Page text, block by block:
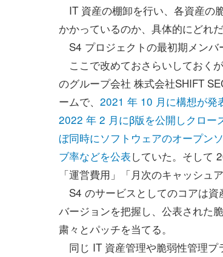
IT 資産の棚卸を行い、各資産の
かかっているのか、具体的にどれ
S4 プロジェクトの最初期メンバ
ここで改めておさらいしておく
のグループ会社 株式会社SHIFT
ームで、 2021 年 10 月に構想が発
2022 年 2 月にβ版を公開しクロー
ぼ同時にソフトウェアのオープン
ブ率などを公表していた。そして
「運営費用」「月次のキャッシュ
S4 のサービスとしてのコアは資
バージョンを把握し、公表された
粛々とパッチを当てる。
同じ IT 資産管理や脆弱性管理プ